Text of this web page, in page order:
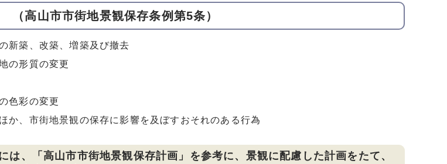
（高山市市街地景観保存条例第5条）
新築、改築、増築及び撤去
の形質の変更
色彩の変更
か、市街地景観の保存に影響を及ぼすおそれのある行為
は、「高山市市街地景観保存計画」を参考に、景観に配慮した計画をたて、